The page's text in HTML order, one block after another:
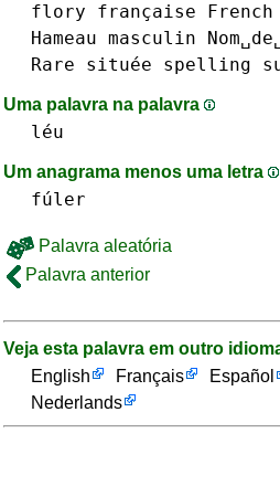
flory
française French
Hameau masculin
Rare
située spelling
Uma palavra na palavra
léu
Um anagrama menos uma letra
fúler
Palavra aleatória
Palavra anterior
Veja esta palavra em outro
English
Français Español
Nederlands